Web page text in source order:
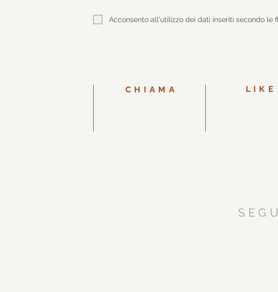
Acconsento all'utilizzo dei dati inseriti secondo
CHIAMA LIKE